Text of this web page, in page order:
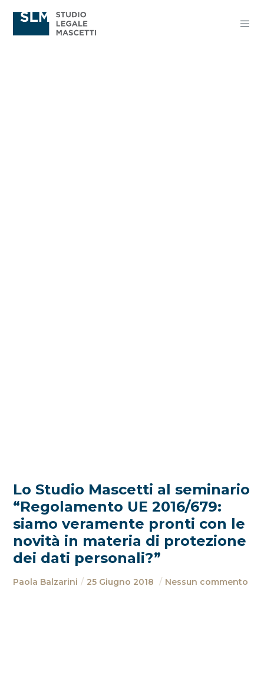
Lo Studio Mascetti al seminario
“Regolamento UE 2016/679:
siamo veramente pronti con le
novità in materia di protezione
dei dati personali?”
Paola Balzarini 25 Giugno 2018 Nessun commento